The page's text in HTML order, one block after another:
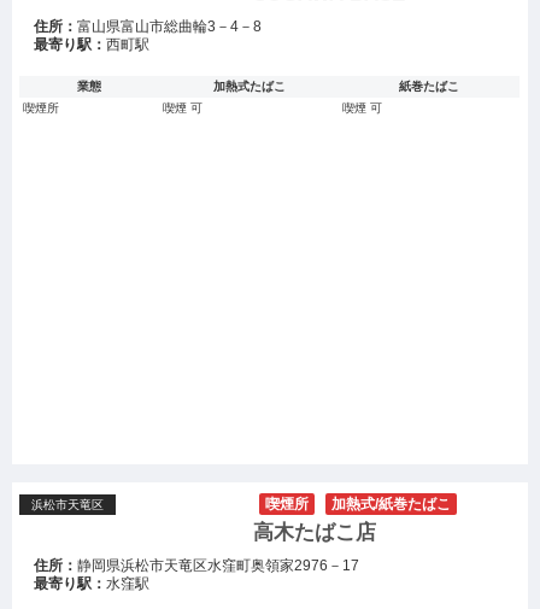
住所：富山県富山市総曲輪3－4－8
最寄り駅：西町駅
業態 加熱式たばこ
紙巻たばこ
喫煙所
喫煙 可 喫煙 可
浜松市天竜区 喫煙所 加熱式/紙巻たばこ
高木たばこ店
住所：静岡県浜松市天竜区水窪町奥領家2976－17
最寄り駅：水窪駅